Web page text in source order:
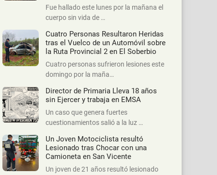
Fue hallado este lunes por la mañana el
cuerpo sin vida de …
Cuatro Personas Resultaron Heridas
tras el Vuelco de un Automóvil sobre
la Ruta Provincial 2 en El Soberbio
Cuatro personas sufrieron lesiones este
domingo por la maña…
Director de Primaria Lleva 18 años
sin Ejercer y trabaja en EMSA
Un caso que genera fuertes
cuestionamientos salió a la luz …
Un Joven Motociclista resultó
Lesionado tras Chocar con una
Camioneta en San Vicente
Un joven de 21 años resultó lesionado